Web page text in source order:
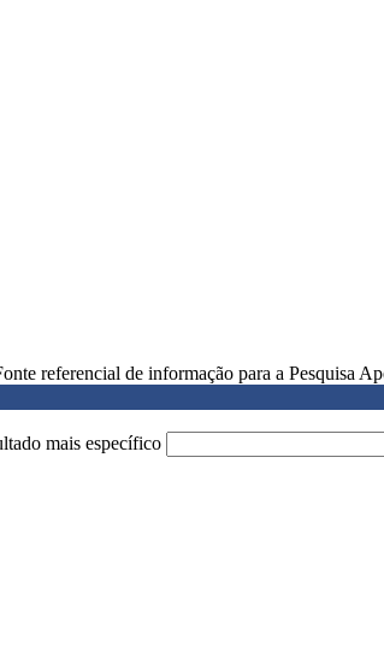
referencial de informação para a Pesquisa
mais específico